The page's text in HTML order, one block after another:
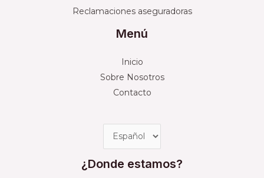
Reclamaciones aseguradoras
Menú
Inicio
Sobre Nosotros
Contacto
¿Donde estamos?